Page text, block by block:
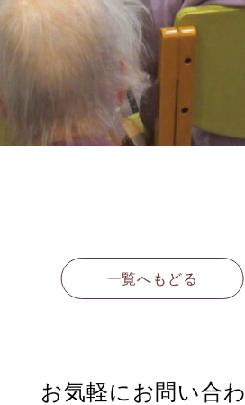
一覧へもどる
お気軽にお問い合